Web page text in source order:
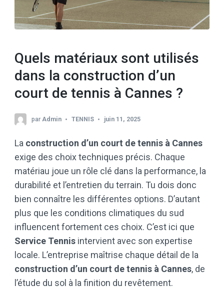
Quels matériaux sont utilisés
dans la construction d’un
court de tennis à Cannes ?
par Admin TENNIS juin 11, 2025
La construction d’un court de tennis à Cannes
exige des choix techniques précis. Chaque
matériau joue un rôle clé dans la performance, la
durabilité et l’entretien du terrain. Tu dois donc
bien connaître les différentes options. D’autant
plus que les conditions climatiques du sud
influencent fortement ces choix. C’est ici que
Service Tennis intervient avec son expertise
locale. L’entreprise maîtrise chaque détail de la
construction d’un court de tennis à Cannes, de
l’étude du sol à la finition du revêtement.